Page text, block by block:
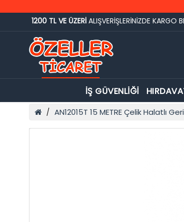
1200 TL VE ÜZERİ ALIŞVERİŞLERİNİZDE KARGO
İŞ GÜVENLİĞİ
AN12015T 15 METRE Çelik Halatlı